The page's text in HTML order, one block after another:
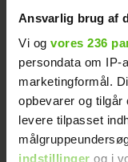
Ansvarlig brug af
Vi og vores 236
persondata om
marketingformål.
opbevarer og tilgår
levere tilpasset
indstillinger og i
midt om
tomgang. Der
fortæller hun
der oplever
– Find nogle